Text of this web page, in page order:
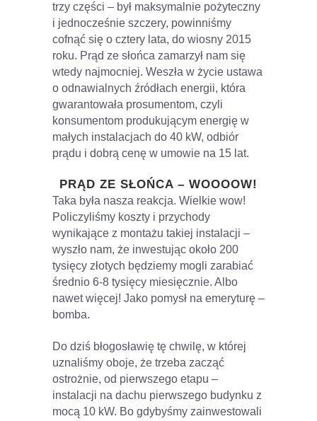
trzy części – był maksymalnie pożyteczny
i jednocześnie szczery, powinniśmy
cofnąć się o cztery lata, do wiosny 2015
roku. Prąd ze słońca zamarzył nam się
wtedy najmocniej. Weszła w życie ustawa
o odnawialnych źródłach energii, która
gwarantowała prosumentom, czyli
konsumentom produkującym energię w
małych instalacjach do 40 kW, odbiór
prądu i dobrą cenę w umowie na 15 lat.
PRĄD ZE SŁOŃCA – WOOOOW!
Taka była nasza reakcja. Wielkie wow!
Policzyliśmy koszty i przychody
wynikające z montażu takiej instalacji –
wyszło nam, że inwestując około 200
tysięcy złotych będziemy mogli zarabiać
średnio 6-8 tysięcy miesięcznie. Albo
nawet więcej! Jako pomysł na emeryturę –
bomba.
Do dziś błogosławię tę chwilę, w której
uznaliśmy oboje, że trzeba zacząć
ostrożnie, od pierwszego etapu –
instalacji na dachu pierwszego budynku z
mocą 10 kW. Bo gdybyśmy zainwestowali